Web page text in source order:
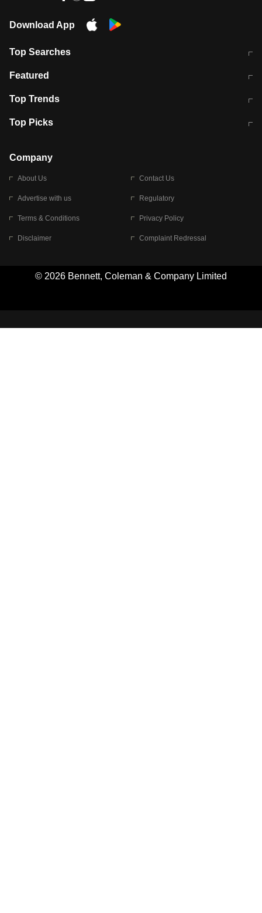
Download App
Top Searches
भरत तिवारी कथित एनकाउंटर मामले में बड़ी
Featured
स्पेन में प्रवासियों का सैलाब! मोरक्को से
Top Trends
RBI का नया नियम: अब बैंकों को अपनी सभी
Top Picks
बारिश की चेतावनी
Company
About Us Contact Us
Advertise with us Regulatory
Terms & Conditions Privacy Policy
Disclaimer Complaint Redressal
© 2026 Bennett, Coleman & Company Limited